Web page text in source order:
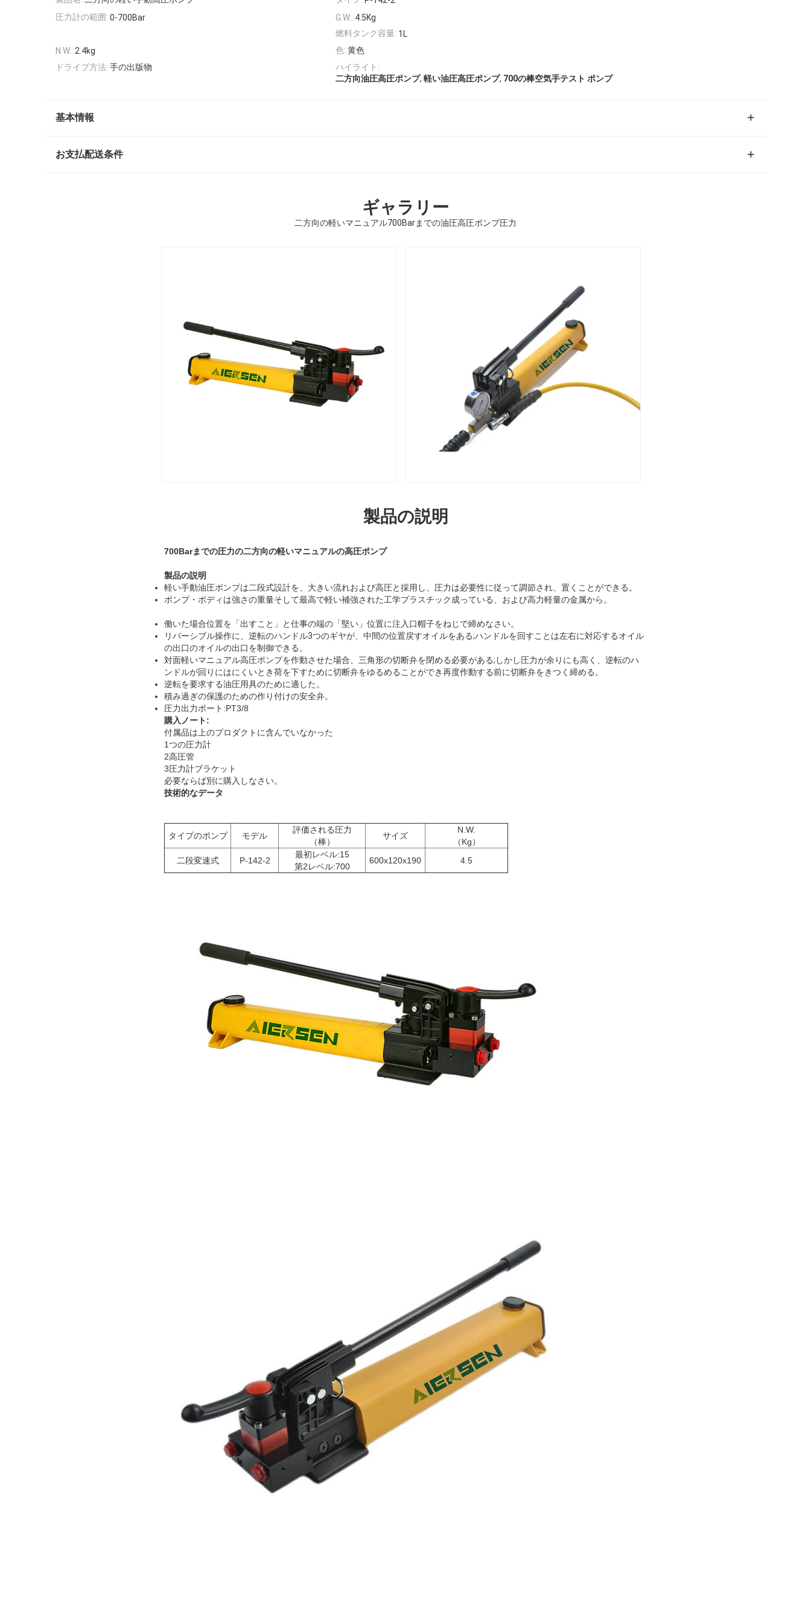
圧力計の範囲: 0-700Bar G.W.: 4.5Kg
燃料タンク容量: 1L
N.W.: 2.4kg 色: 黄色
ドライブ方法: 手の出版物
ハイライト:
二方向油圧高圧ポンプ, 軽い油圧高圧ポンプ, 700の棒空気手テスト ポンプ
基本情報
お支払配送条件
ギャラリー
二方向の軽いマニュアル700Barまでの油圧高圧ポンプ圧力
製品の説明
700Barまでの圧力の二方向の軽いマニュアルの高圧ポンプ
製品の説明
軽い手動油圧ポンプは二段式設計を、大きい流れおよび高圧と採用し、圧力は必要性に従って調節され、置くことができる。
ポンプ・ボディは強さの重量そして最高で軽い補強された工学プラスチック成っている、および高力軽量の金属から 。
働いた場合位置を「出すこと」と仕事の端の「堅い」位置に注入口帽子をねじで締めなさい。
リバーシブル操作に、逆転のハンドル3つのギヤが、中間の位置戻すオイルをある;ハンドルを回すことは左右に対応するオイル
の出口のオイルの出口を制御できる 。
対面軽いマニュアル高圧ポンプを作動させた場合、三角形の切断弁を閉める必要がある;しかし圧力が余りにも高く、逆転のハ
ンドルが回りにはにくいとき荷を下すために切断弁をゆるめることができ再度作動する前に切断弁をきつく締める 。
逆転を要求する油圧用具のために適した 。
積み過ぎの保護のための作り付けの安全弁。
圧力出力ポート:PT3/8
購入ノート:
付属品は上のプロダクトに含んでいなかった
1つの圧力計
2高圧管
3圧力計ブラケット
必要ならば別に購入しなさい。
技術的なデータ
タイプのポンプ モデル
評価される圧力
（棒）
サイズ
N.W.
（Kg）
二段変速式
P-142-2
最初レベル:15
第2レベル:700
600x120x190 4.5